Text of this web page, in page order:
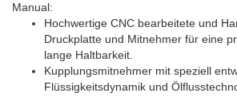
Manual:
Hochwertige CNC bearbeitete und
Druckplatte und Mitnehmer für eine
lange Haltbarkeit.
Kupplungsmitnehmer mit speziell
Flüssigkeitsdynamik und